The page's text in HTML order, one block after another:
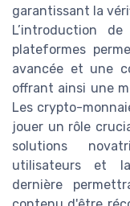
garantissant la
L’introduction
plateformes
avancée et une
offrant ainsi une
Les crypto-
jouer un rôle
solutions
utilisateurs et
dernière